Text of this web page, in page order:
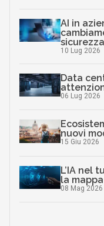
AI in
sicurezza
10 Lug 2026
Data
06 Lug 2026
nuovi
15 Giu 2026
L’IA nel
la
08 Mag 2026